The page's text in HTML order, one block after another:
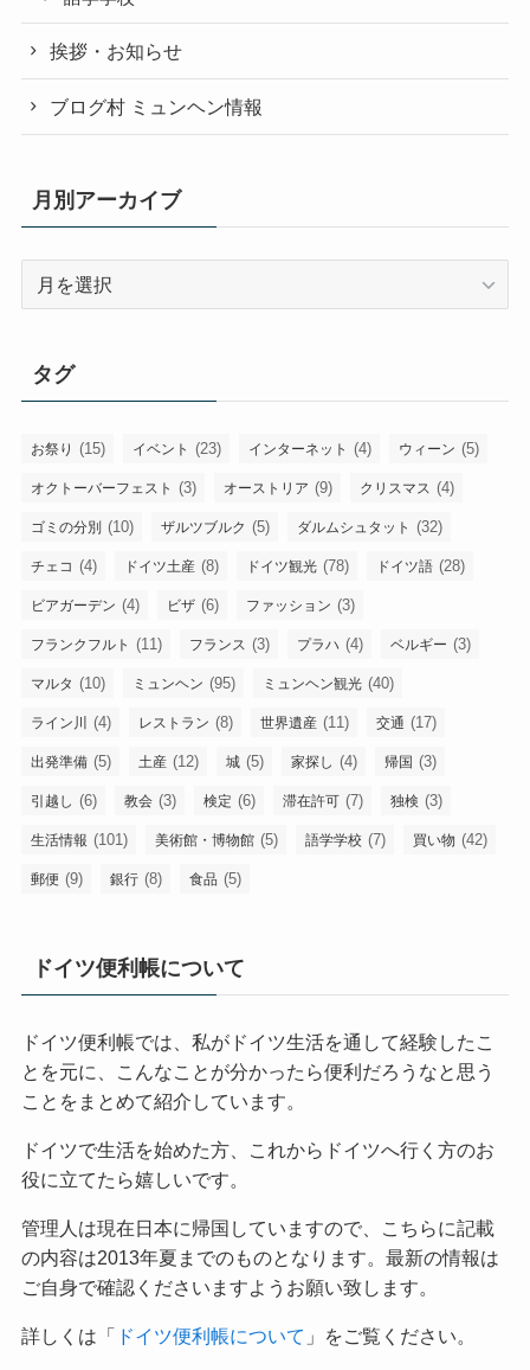
挨拶・お知らせ
ブログ村 ミュンヘン情報
月別アーカイブ
カ
ブ
タグ
お祭り (15) イベント (23) インターネット (4) ウィーン (5)
オクトーバーフェスト (3) オーストリア (9) クリスマス (4)
ゴミの分別 (10) ザルツブルク (5) ダルムシュタット (32)
チェコ (4) ドイツ土産 (8) ドイツ観光 (78) ドイツ語 (28)
ビアガーデン (4) ビザ (6) ファッション (3)
フランクフルト (11) フランス (3) プラハ (4) ベルギー (3)
マルタ (10) ミュンヘン (95) ミュンヘン観光 (40)
ライン川 (4) レストラン (8) 世界遺産 (11) 交通 (17)
出発準備 (5) 土産 (12) 城 (5) 家探し (4) 帰国 (3)
引越し (6) 教会 (3) 検定 (6) 滞在許可 (7) 独検 (3)
生活情報 (101) 美術館・博物館 (5) 語学学校 (7) 買い物 (42)
郵便 (9) 銀行 (8) 食品 (5)
ドイツ便利帳について
ドイツ便利帳では、私がドイツ生活を通して経験したこ
とを元に、こんなことが分かったら便利だろうなと思う
ことをまとめて紹介しています。
ドイツで生活を始めた方、これからドイツへ行く方のお
役に立てたら嬉しいです。
管理人は現在日本に帰国していますので、こちらに記載
の内容は2013年夏までのものとなります。最新の情報は
ご自身で確認くださいますようお願い致します。
詳しくは「 ドイツ便利帳について 」をご覧ください。